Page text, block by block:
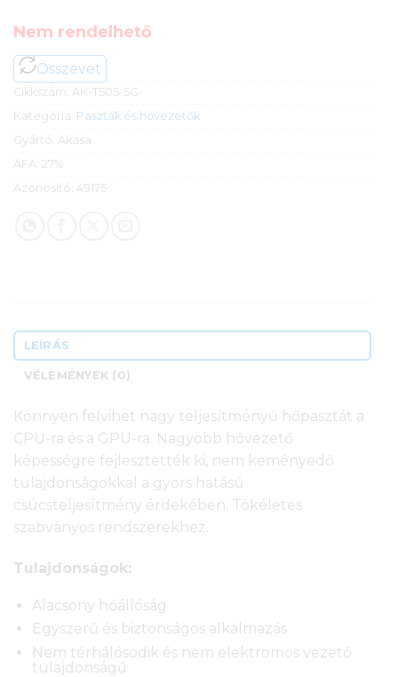
Nem rendelhető
Összevet
Cikkszám: AK-T505-5G
Kategória: Paszták és hővezetők
Gyártó: Akasa
ÁFA: 27%
Azonosító: 49175
LEÍRÁS
VÉLEMÉNYEK (0)
Könnyen felvihet nagy teljesítményű hőpasztát a
CPU-ra és a GPU-ra. Nagyobb hővezető
képességre fejlesztették ki, nem keményedő
tulajdonságokkal a gyors hatású
csúcsteljesítmény érdekében. Tökéletes
szabványos rendszerekhez.
Tulajdonságok:
Alacsony hőállóság
Egyszerű és biztonságos alkalmazás
Nem térhálósodik és nem elektromos vezető
tulajdonságű